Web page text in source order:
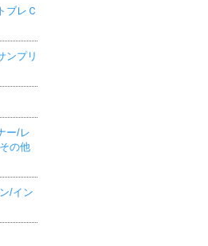
ブレＣ
ンプリ
ー/レ
の他
/イン